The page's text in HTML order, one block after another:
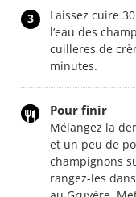
3
Laissez cuire
l’eau des
cuilleres de
minutes.
Pour finir
Mélangez la
et un peu de
champignons
rangez-les